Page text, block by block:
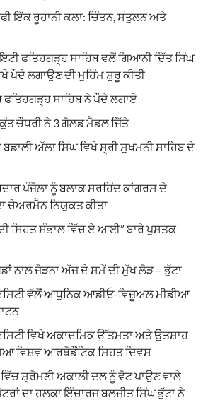
ਇੱਕ ਰੂਹਾਨੀ ਕਲਾ: ਚਿੰਤਨ, ਸੰਤੁਲਨ ਅਤੇ
ਫਤਿਹਗੜ੍ਹ ਸਾਹਿਬ ਵਲੋਂ ਗਿਆਨੀ ਦਿੱਤ ਸਿੰਘ
ਪੌਦੇ ਲਗਾਉਣ ਦੀ ਮੁਹਿੰਮ ਸ਼ੁਰੂ ਕੀਤੀ
ਫਤਿਹਗੜ੍ਹ ਸਾਹਿਬ ਨੇ ਪੌਦੇ ਲਗਾਏ
ਚੌਧਰੀ ਨੇ 3 ਗੋਲਡ ਮੈਡਲ ਜਿੱਤੇ
ਅੱਲਾ ਸਿੰਘ ਵਿਖੇ ਸ੍ਰੀ ਸੁਖਮਨੀ ਸਾਹਿਬ ਦੇ
ਪੰਜੋਲਾ ਨੂੰ ਬਲਾਕ ਸਰਹਿੰਦ ਕਾਂਗਰਸ ਦੇ
ਚੇਅਰਮੈਨ ਨਿਯੁਕਤ ਕੀਤਾ
ਸਿਹਤ ਸੰਭਾਲ ਵਿੱਚ ਏ ਆਈ” ਬਾਰੇ ਪੁਸਤਕ
ਨਾਲ ਜੋੜਨਾ ਅੱਜ ਦੇ ਸਮੇਂ ਦੀ ਮੁੱਖ ਲੋੜ – ਭੁੱਟਾ
ਵੱਲੋਂ ਆਧੁਨਿਕ ਆਡੀਓ-ਵਿਜ਼ੂਅਲ ਮੀਡੀਆ
ਵਿਖੇ ਅਕਾਦਮਿਕ ਉੱਤਮਤਾ ਅਤੇ ਉਤਸ਼ਾਹ
ਵਿਸ਼ਵ ਆਰਥੋਡੌਂਟਿਕ ਸਿਹਤ ਦਿਵਸ
ਸ਼੍ਰੋਮਣੀ ਅਕਾਲੀ ਦਲ ਨੂੰ ਵੋਟ ਪਾਉਣ ਵਾਲੇ
ਦਾ ਹਲਕਾ ਇੰਚਾਰਜ ਬਲਜੀਤ ਸਿੰਘ ਭੁੱਟਾ ਨੇ